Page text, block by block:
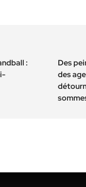
:
Des
des